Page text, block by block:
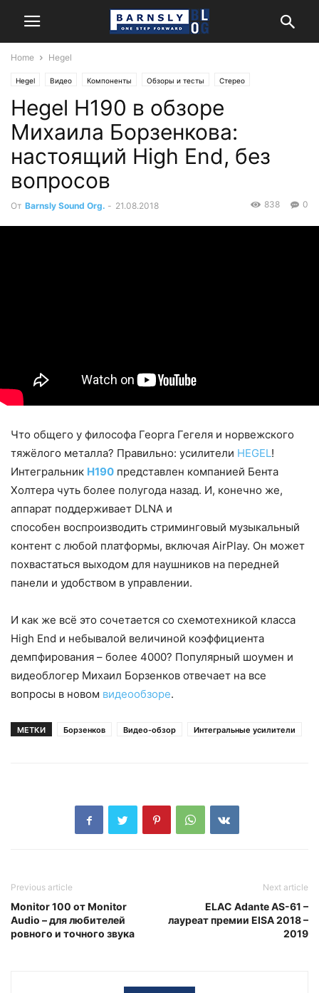
Home Hegel
Hegel Видео Компоненты Обзоры и тесты Стерео
Hegel H190 в обзоре
Михаила Борзенкова:
настоящий High End, без
вопросов
От Barnsly Sound Org. - 21.08.2018 0
838
Что общего у философа Георга Гегеля и норвежского
тяжёлого металла? Правильно: усилители HEGEL!
Интегральник H190 представлен компанией Бента
Холтера чуть более полугода назад. И, конечно же,
аппарат поддерживает DLNA и
способен воспроизводить стриминговый музыкальный
контент с любой платформы, включая AirPlay. Он может
похвастаться выходом для наушников на передней
панели и удобством в управлении.
И как же всё это сочетается со схемотехникой класса
High End и небывалой величиной коэффициента
демпфирования – более 4000? Популярный шоумен и
видеоблогер Михаил Борзенков отвечает на все
вопросы в новом видеообзоре.
МЕТКИ Борзенков Видео-обзор Интегральные усилители
Previous article
Monitor 100 от Monitor
Audio – для любителей
ровного и точного звука
Next article
ELAC Adante AS-61 –
лауреат премии EISA 2018 –
2019